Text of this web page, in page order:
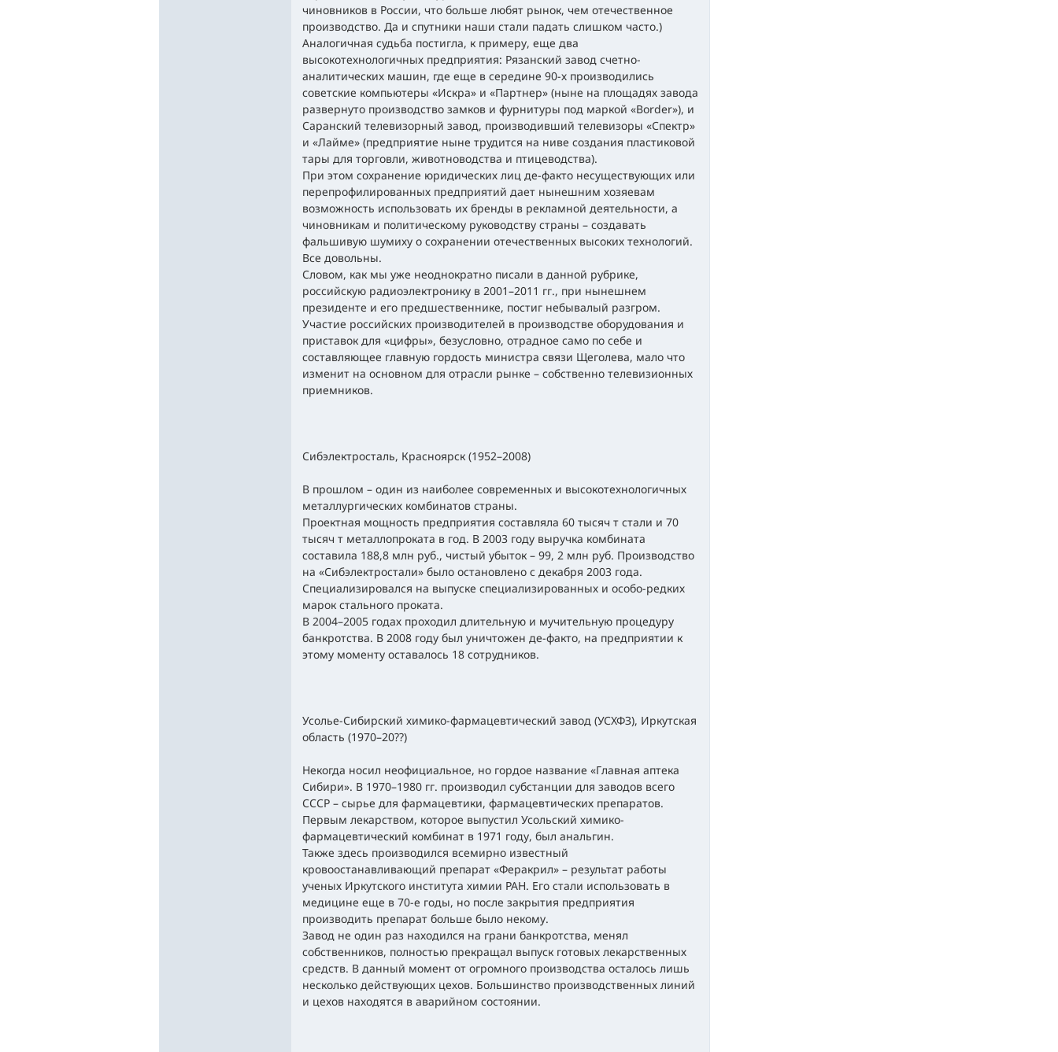
чиновников в России, что больше любят рынок, чем отечественное
производство. Да и спутники наши стали падать слишком часто.)
Аналогичная судьба постигла, к примеру, еще два
высокотехнологичных предприятия: Рязанский завод счетно-
аналитических машин, где еще в середине 90-х производились
советские компьютеры «Искра» и «Партнер» (ныне на площадях завода
развернуто производство замков и фурнитуры под маркой «Border»), и
Саранский телевизорный завод, производивший телевизоры «Спектр»
и «Лайме» (предприятие ныне трудится на ниве создания пластиковой
тары для торговли, животноводства и птицеводства).
При этом сохранение юридических лиц де-факто несуществующих или
перепрофилированных предприятий дает нынешним хозяевам
возможность использовать их бренды в рекламной деятельности, а
чиновникам и политическому руководству страны – создавать
фальшивую шумиху о сохранении отечественных высоких технологий.
Все довольны.
Словом, как мы уже неоднократно писали в данной рубрике,
российскую радиоэлектронику в 2001–2011 гг., при нынешнем
президенте и его предшественнике, постиг небывалый разгром.
Участие российских производителей в производстве оборудования и
приставок для «цифры», безусловно, отрадное само по себе и
составляющее главную гордость министра связи Щеголева, мало что
изменит на основном для отрасли рынке – собственно телевизионных
приемников.
Сибэлектросталь, Красноярск (1952–2008)
В прошлом – один из наиболее современных и высокотехнологичных
металлургических комбинатов страны.
Проектная мощность предприятия составляла 60 тысяч т стали и 70
тысяч т металлопроката в год. В 2003 году выручка комбината
составила 188,8 млн руб., чистый убыток – 99, 2 млн руб. Производство
на «Сибэлектростали» было остановлено с декабря 2003 года.
Специализировался на выпуске специализированных и особо-редких
марок стального проката.
В 2004–2005 годах проходил длительную и мучительную процедуру
банкротства. В 2008 году был уничтожен де-факто, на предприятии к
этому моменту оставалось 18 сотрудников.
Усолье-Сибирский химико-фармацевтический завод (УСХФЗ), Иркутская
область (1970–20??)
Некогда носил неофициальное, но гордое название «Главная аптека
Сибири». В 1970–1980 гг. производил субстанции для заводов всего
СССР – сырье для фармацевтики, фармацевтических препаратов.
Первым лекарством, которое выпустил Усольский химико-
фармацевтический комбинат в 1971 году, был анальгин.
Также здесь производился всемирно известный
кровоостанавливающий препарат «Феракрил» – результат работы
ученых Иркутского института химии РАН. Его стали использовать в
медицине еще в 70-е годы, но после закрытия предприятия
производить препарат больше было некому.
Завод не один раз находился на грани банкротства, менял
собственников, полностью прекращал выпуск готовых лекарственных
средств. В данный момент от огромного производства осталось лишь
несколько действующих цехов. Большинство производственных линий
и цехов находятся в аварийном состоянии.